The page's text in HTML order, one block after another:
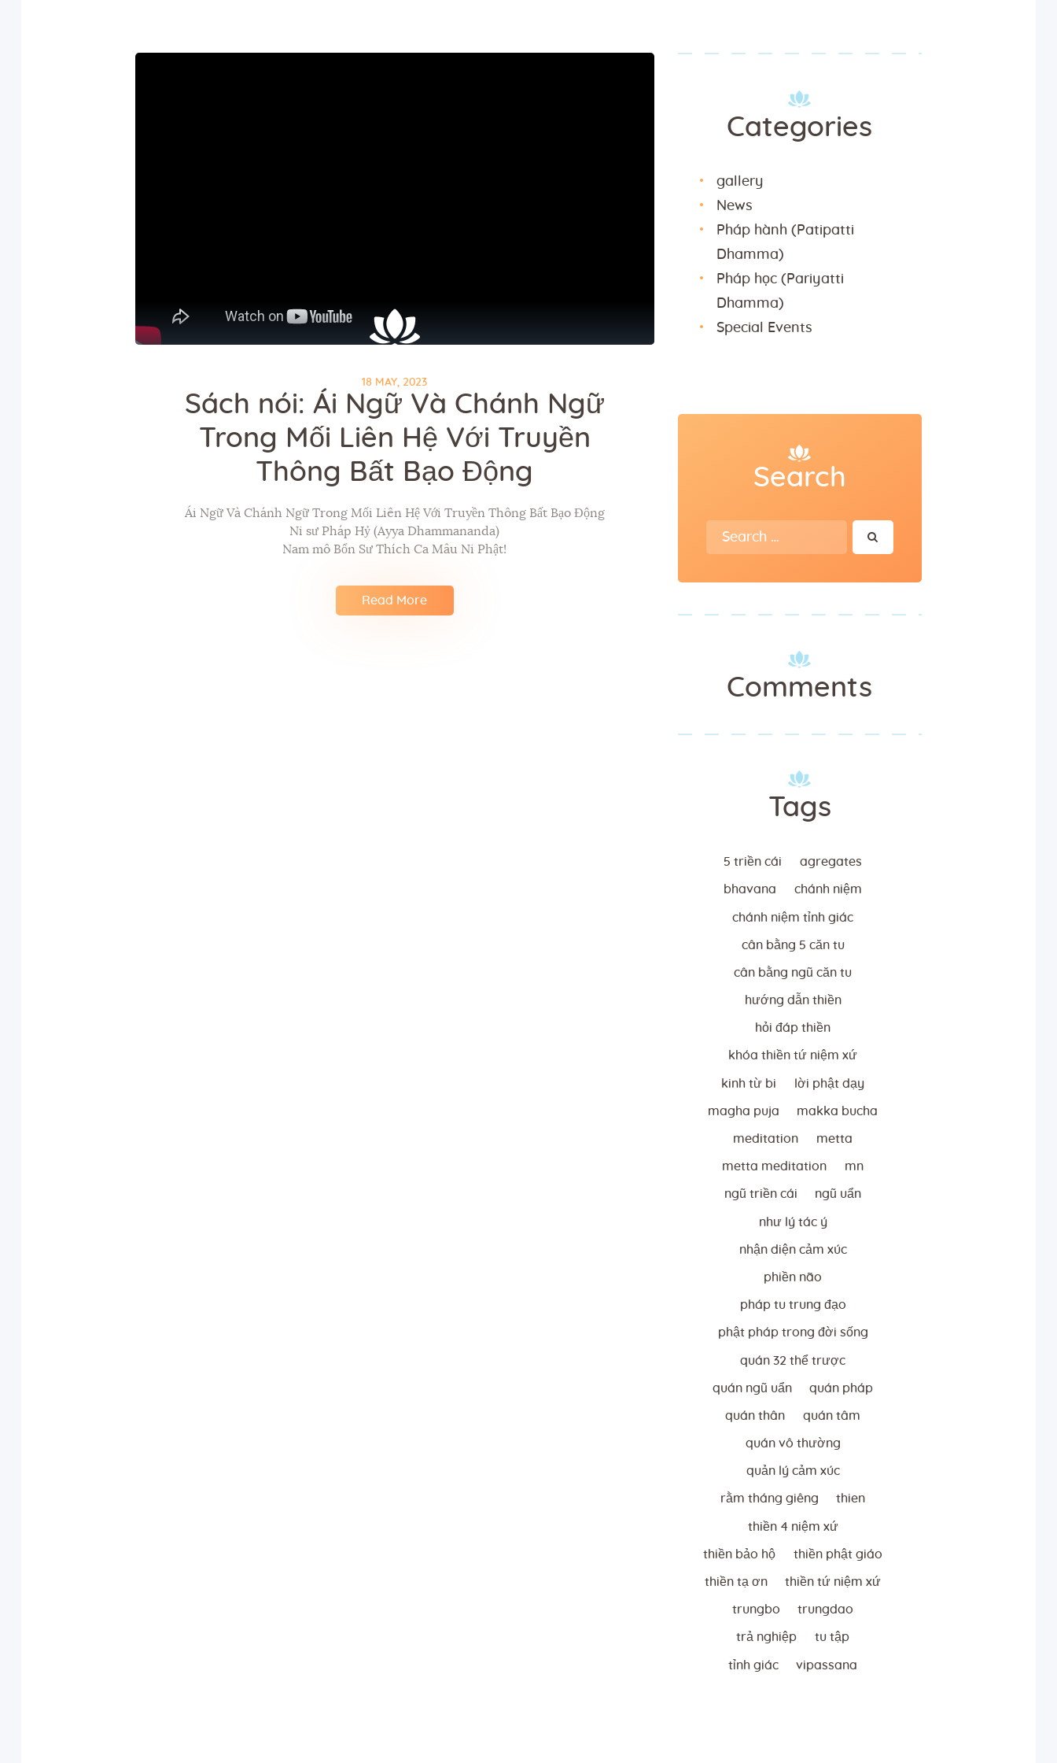
18 MAY, 2023
Sách nói: Ái Ngữ Và Chánh Ngữ
Trong Mối Liên Hệ Với Truyền
Thông Bất Bạo Động
Ái Ngữ Và Chánh Ngữ Trong Mối Liên Hệ Với Truyền Thông Bất Bạo Động
Ni sư Pháp Hỷ (Ayya Dhammananda)
Nam mô Bổn Sư Thích Ca Mâu Ni Phật!
Read More
Categories
gallery
News
Pháp hành (Patipatti
Dhamma)
Pháp học (Pariyatti
Dhamma)
Special Events
Search
Search
for:
Comments
Tags
5 triền cái agregates
bhavana chánh niệm
chánh niệm tỉnh giác
cân bằng 5 căn tu
cân bằng ngũ căn tu
hướng dẫn thiền
hỏi đáp thiền
khóa thiền tứ niệm xứ
kinh từ bi lời phật dạy
magha puja makka bucha
meditation metta
metta meditation mn
ngũ triền cái ngũ uẩn
như lý tác ý
nhận diện cảm xúc
phiền não
pháp tu trung đạo
phật pháp trong đời sống
quán 32 thể trược
quán ngũ uẩn quán pháp
quán thân quán tâm
quán vô thường
quản lý cảm xúc
rằm tháng giêng thien
thiền 4 niệm xứ
thiền bảo hộ thiền phật giáo
thiền tạ ơn thiền tứ niệm xứ
trungbo trungdao
trả nghiệp tu tập
tỉnh giác vipassana